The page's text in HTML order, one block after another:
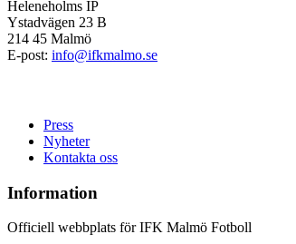
Heleneholms IP
Ystadvägen 23 B
214 45 Malmö
E-post: info@ifkmalmo.se
Press
Nyheter
Kontakta oss
Information
Officiell webbplats för IFK Malmö Fotboll